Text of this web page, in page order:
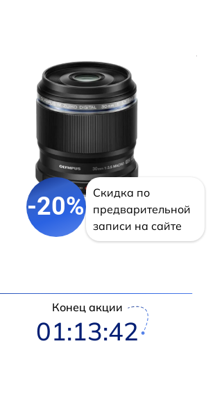
-20%
Скидка по
предварительной
записи на сайте
Конец акции
01:13:41